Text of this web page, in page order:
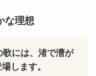
な理想
には、渚で漕が
します。